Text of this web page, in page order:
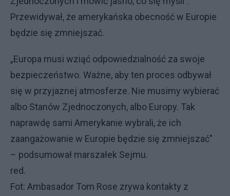
Przewidywał, że amerykańska obecność w Europie
będzie się zmniejszać.
„Europa musi wziąć odpowiedzialność za swoje
bezpieczeństwo. Ważne, aby ten proces odbywał
się w przyjaznej atmosferze. Nie musimy wybierać
albo Stanów Zjednoczonych, albo Europy. Tak
naprawdę sami Amerykanie wybrali, że ich
zaangażowanie w Europie będzie się zmniejszać"
– podsumował marszałek Sejmu.
red.
Fot: Ambasador Tom Rose zrywa kontakty z